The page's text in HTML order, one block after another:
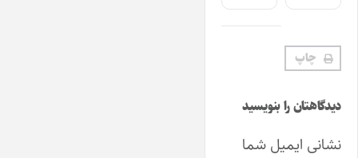
چاپ
دیدگاهتان را بنویسید
نشانی ایمیل شما